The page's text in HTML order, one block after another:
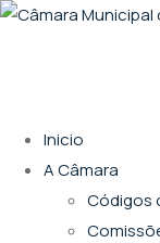
Inicio
A Câmara
Códigos